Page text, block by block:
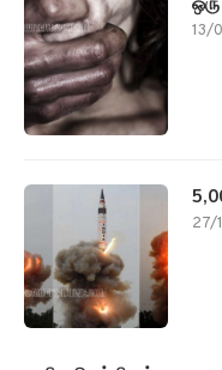
13/
27/